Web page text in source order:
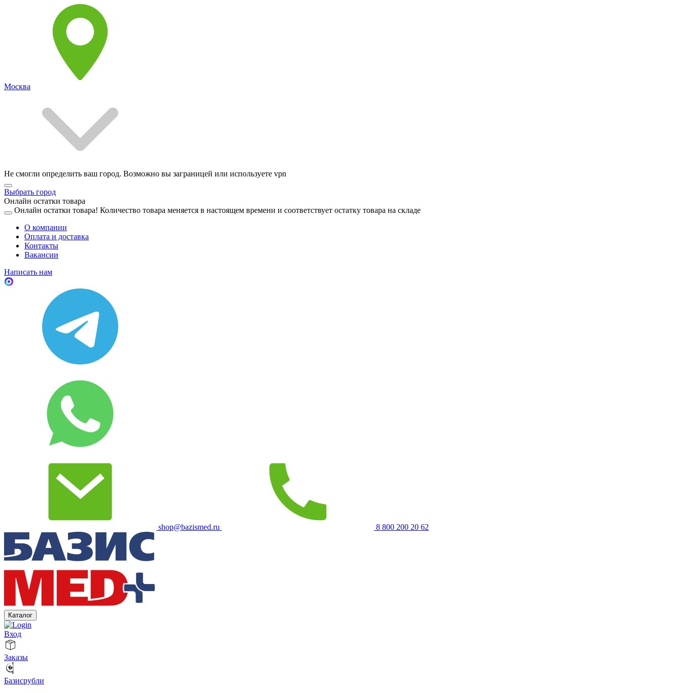
Москва
Не смогли определить ваш город. Возможно вы заграницей или используете vpn
Выбрать город
Онлайн остатки товара
Онлайн остатки товара! Количество товара меняется в настоящем времени и соответствует остатку товара на складе
О компании
Оплата и доставка
Контакты
Вакансии
Написать нам
shop@bazismed.ru 8 800 200 20 62
Каталог
Вход
Заказы
Базисрубли